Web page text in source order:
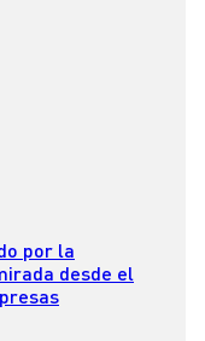
por la
desde el